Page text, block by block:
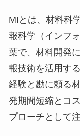
MIとは、材料科
報科学（インフ
葉で、材料開発
報技術を活用す
経験と勘に頼る
発期間短縮とコ
プローチとして